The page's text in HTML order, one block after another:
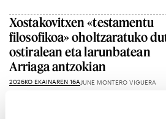
Xostakovitxen «testamentu
filosofikoa» oholtzaratuko
ostiralean eta larunbatean
Arriaga antzokian
2026KO EKAINAREN 16A JUNE MONTERO VIGUERA